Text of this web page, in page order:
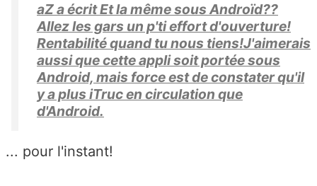
aZ a écrit Et la même sous Androïd??
Allez les gars un p'ti effort d'ouverture!
Rentabilité quand tu nous tiens!J'aimerais
aussi que cette appli soit portée sous
Android, mais force est de constater qu'il
y a plus iTruc en circulation que
d'Android.
... pour l'instant!